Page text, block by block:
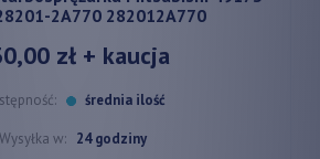
2A770 282012A770
zł+ kaucja
średnia ilość
Wysyłka w: 24 godziny